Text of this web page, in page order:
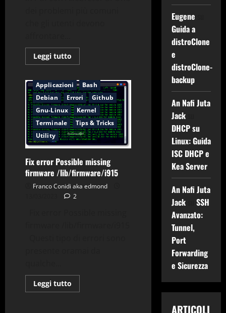
Leggi tutto
di
Convertire
Fumetti
Cbr/Cbz
in
Pdf
con
AllCbrztoPdf
Applicazioni
Bash
Debian
Errori
Github
Gnu-Linux
Kernel
Terminale
Tips & Tricks
Utility
Fix error Possible missing
firmware /lib/firmware/i915
Franco Conidi aka edmond
2
Leggi tutto
di
SysLinuxOS
Tips & Tricks
Eugene
Guida a
distroClone
e
distroClone-
backup
An Nafi Juta
Jacksu
DHCP su
Linux: Guida
ISC DHCP e
Kea Server
An Nafi Juta
Jacksu SSH
Avanzato:
Tunnel,
Port
Forwarding
e Sicurezza
ARTICOLI